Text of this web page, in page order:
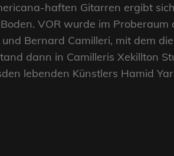
haften Gitarren ergibt
VOR wurde im Proberaum
Bernard Camilleri, mit dem
dann in Camilleris Xekillton
lebenden Künstlers Hamid